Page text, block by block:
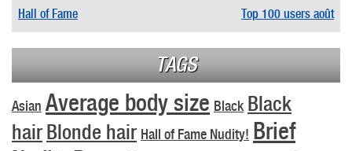
Hall of Fame Top 100 users août
TAGS
Asian Average body size Black Black
hairBlonde hair Hall of Fame Nudity! Brief